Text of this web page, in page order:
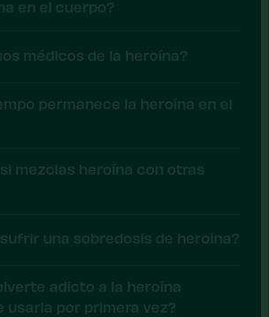
en el cuerpo?
médicos de la heroína?
permanece la heroína en el
mezclas heroína con otras
una sobredosis de heroína?
adicto a la heroína
usarla por primera vez?